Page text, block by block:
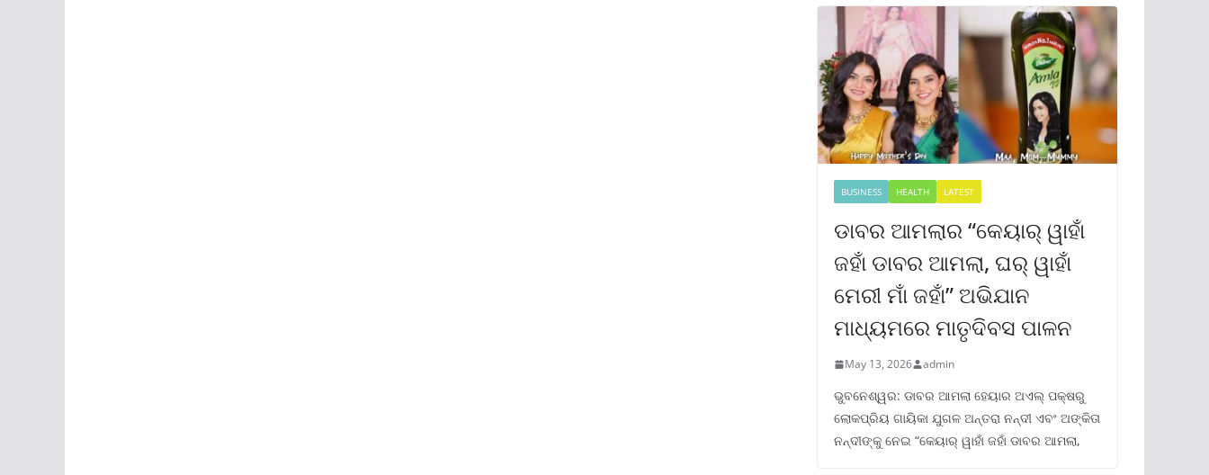
BUSINESS HEALTH LATEST
ଡାବର ଆମଲାର “କେୟାର୍ ୱାହାଁ
ଜହାଁ ଡାବର ଆମଲା, ଘର୍ ୱାହାଁ
ମେରୀ ମାଁ ଜହାଁ” ଅଭିଯାନ
ମାଧ୍ୟମରେ ମାତୃଦିବସ ପାଳନ
May 13, 2026 admin
ଭୁବନେଶ୍ୱର: ଡାବର ଆମଲା ହେୟାର ଅଏଲ୍ ପକ୍ଷରୁ
ଲୋକପ୍ରିୟ ଗାୟିକା ଯୁଗଳ ଅନ୍ତରା ନନ୍ଦୀ ଏବଂ ଅଙ୍କିତା
ନନ୍ଦୀଙ୍କୁ ନେଇ “କେୟାର୍ ୱାହାଁ ଜହାଁ ଡାବର ଆମଲା,